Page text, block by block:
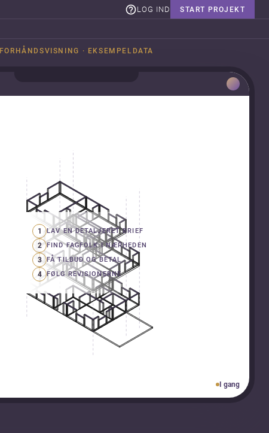
START PROJEKT
LOG IND
FORHÅNDSVISNING · EKSEMPELDATA
1 LAV EN DETALJERET BRIEF
2 FIND FAGFOLK I NÆRHEDEN
3 FÅ TILBUD OG BETAL
4 FØLG REVISIONERNE
I gang